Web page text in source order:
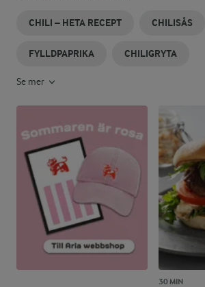
CHILI – HETA RECEPT CHILISÅS
FYLLDPAPRIKA CHILIGRYTA
Se mer
30 MIN